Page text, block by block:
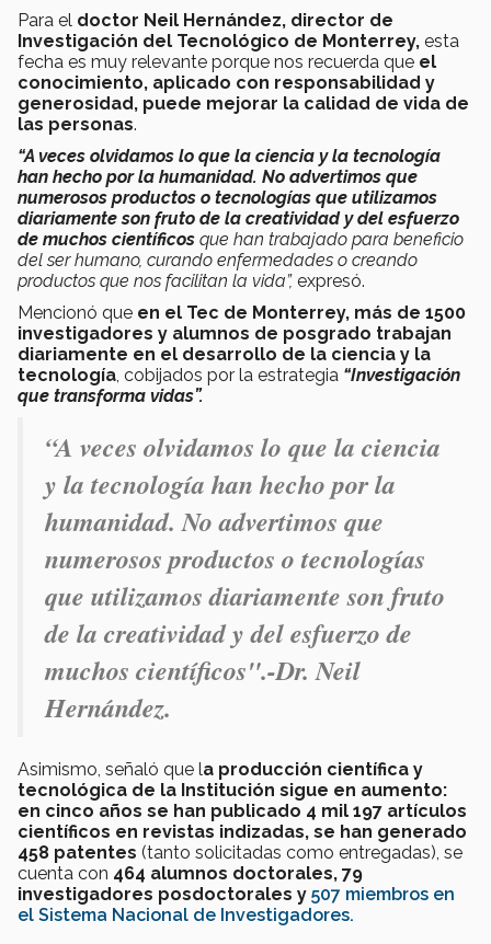
Para el doctor Neil Hernández, director de
Investigación del Tecnológico de Monterrey, esta
fecha es muy relevante porque nos recuerda que el
conocimiento, aplicado con responsabilidad y
generosidad, puede mejorar la calidad de vida de
las personas.
“A veces olvidamos lo que la ciencia y la tecnología
han hecho por la humanidad. No advertimos que
numerosos productos o tecnologías que utilizamos
diariamente son fruto de la creatividad y del esfuerzo
de muchos científicos que han trabajado para beneficio
del ser humano, curando enfermedades o creando
productos que nos facilitan la vida”, expresó.
Mencionó que en el Tec de Monterrey, más de 1500
investigadores y alumnos de posgrado trabajan
diariamente en el desarrollo de la ciencia y la
tecnología , cobijados por la estrategia “Investigación
que transforma vidas”.
“A veces olvidamos lo que la ciencia
y la tecnología han hecho por la
humanidad. No advertimos que
numerosos productos o tecnologías
que utilizamos diariamente son fruto
de la creatividad y del esfuerzo de
muchos científicos".-Dr. Neil
Hernández.
Asimismo, señaló que la producción científica y
tecnológica de la Institución sigue en aumento:
en cinco años se han publicado 4 mil 197 artículos
científicos en revistas indizadas, se han generado
458 patentes (tanto solicitadas como entregadas), se
cuenta con 464 alumnos doctorales, 79
investigadores posdoctorales y 507 miembros en
el Sistema Nacional de Investigadores.